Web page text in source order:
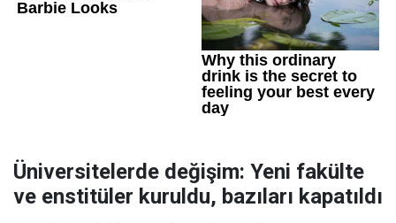
Üniversitelerde değişim: Yeni fakülte
ve enstitüler kuruldu, bazıları kapatıldı